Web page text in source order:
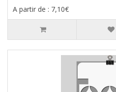
A partir de : 7,10€